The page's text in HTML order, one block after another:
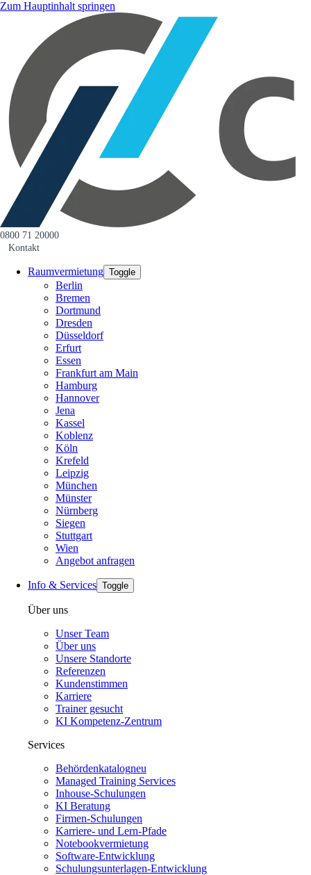
Zum Hauptinhalt springen
0800 71 20000
Kontakt
Raumvermietung Toggle
Berlin
Bremen
Dortmund
Dresden
Düsseldorf
Erfurt
Essen
Frankfurt am Main
Hamburg
Hannover
Jena
Kassel
Koblenz
Köln
Krefeld
Leipzig
München
Münster
Nürnberg
Siegen
Stuttgart
Wien
Angebot anfragen
Info & Services Toggle
Über uns
Unser Team
Über uns
Unsere Standorte
Referenzen
Kundenstimmen
Karriere
Trainer gesucht
KI Kompetenz-Zentrum
Services
Behördenkatalogneu
Managed Training Services
Inhouse-Schulungen
KI Beratung
Firmen-Schulungen
Karriere- und Lern-Pfade
Notebookvermietung
Software-Entwicklung
Schulungsunterlagen-Entwicklung